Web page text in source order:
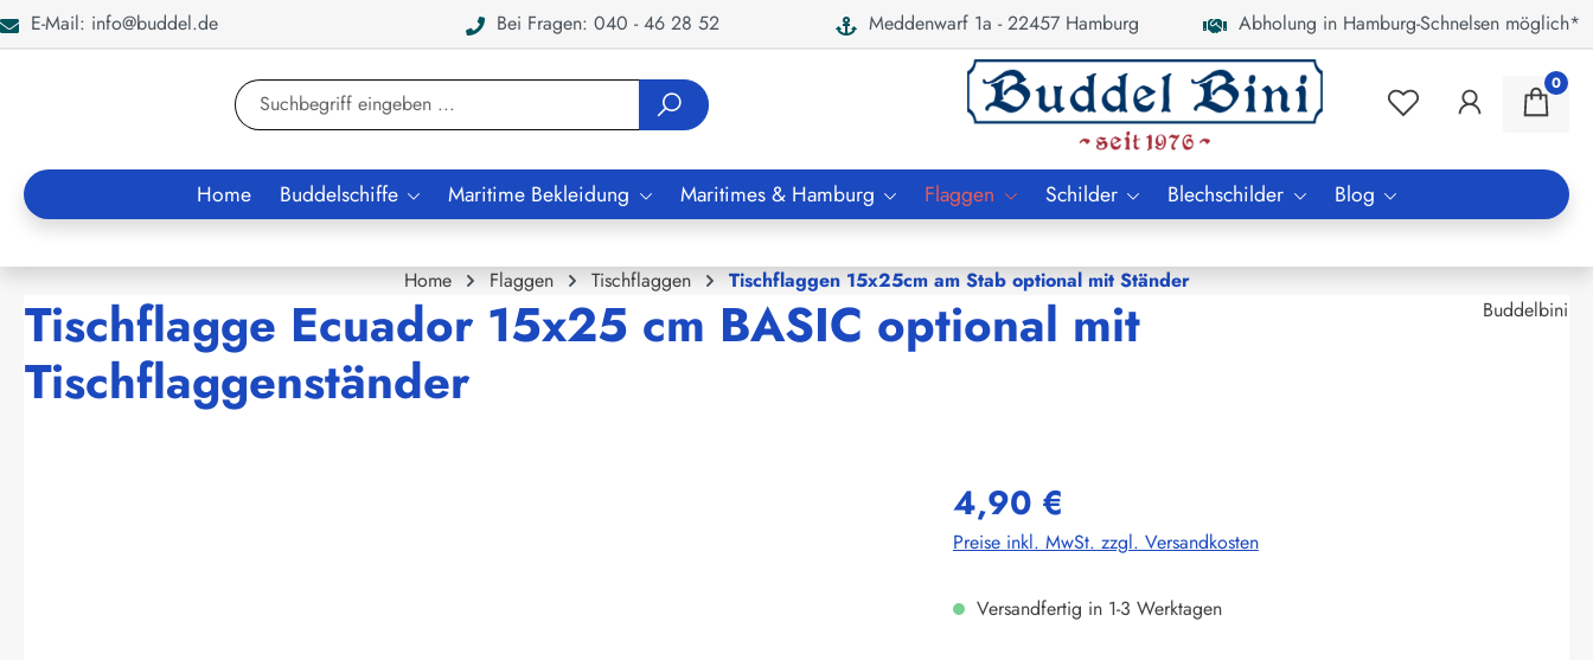
Zur Suche springen
E-Mail: info@buddel.de Bei Fragen: 040 - 46 28 52 Meddenwarf 1a - 22457 Hamburg Abholung in Hamburg-Schnelsen möglich*
0
Home Buddelschiffe Maritime Bekleidung Maritimes & Hamburg Flaggen Schilder Blechschilder Blog
Home Flaggen Tischflaggen Tischflaggen 15x25cm am Stab optional mit Ständer
Tischflagge Ecuador 15x25 cm BASIC optional mit
Tischflaggenständer
Buddelbini
4,90 €
Preise inkl. MwSt. zzgl. Versandkosten
Versandfertig in 1-3 Werktagen